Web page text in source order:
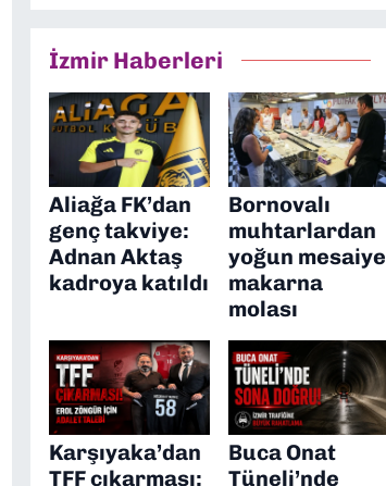
İzmir Haberleri
Aliağa FK’dan
genç takviye:
Adnan Aktaş
kadroya katıldı
Bornovalı
muhtarlardan
yoğun mesaiye
makarna
molası
Karşıyaka’dan
TFF çıkarması:
Buca Onat
Tüneli’nde